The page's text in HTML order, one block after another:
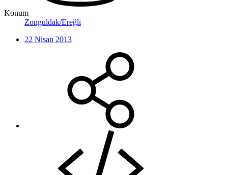
Konum
Zonguldak/Ereğli
22 Nisan 2013